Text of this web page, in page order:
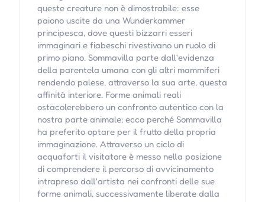
queste creature non è dimostrabile: esse
paiono uscite da una Wunderkammer
principesca, dove questi bizzarri esseri
immaginari e fiabeschi rivestivano un ruolo di
primo piano. Sommavilla parte dall'evidenza
della parentela umana con gli altri mammiferi
rendendo palese, attraverso la sua arte, questa
affinità interiore. Forme animali reali
ostacolerebbero un confronto autentico con la
nostra parte animale; ecco perché Sommavilla
ha preferito optare per il frutto della propria
immaginazione. Attraverso un ciclo di
acquaforti il visitatore è messo nella posizione
di comprendere il percorso di avvicinamento
intrapreso dall'artista nei confronti delle sue
forme animali, successivamente liberate dalla